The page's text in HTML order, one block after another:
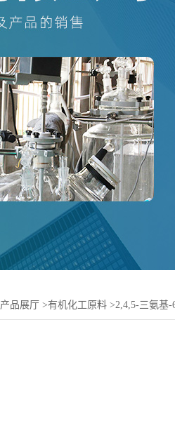
产品展厅 >有机化工原料 >2,4,5-三氨基-